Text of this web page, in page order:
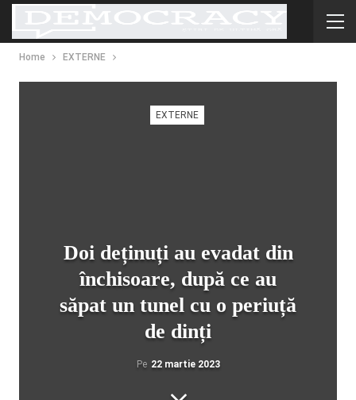
Home EXTERNE
EXTERNE
Doi deținuți au evadat din
închisoare, după ce au
săpat un tunel cu o periuță
de dinți
Pe 22 martie 2023